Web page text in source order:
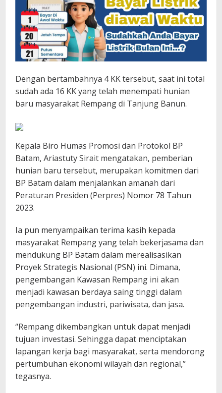
Dengan bertambahnya 4 KK tersebut, saat ini total
sudah ada 16 KK yang telah menempati hunian
baru masyarakat Rempang di Tanjung Banun.
Kepala Biro Humas Promosi dan Protokol BP
Batam, Ariastuty Sirait mengatakan, pemberian
hunian baru tersebut, merupakan komitmen dari
BP Batam dalam menjalankan amanah dari
Peraturan Presiden (Perpres) Nomor 78 Tahun
2023.
Ia pun menyampaikan terima kasih kepada
masyarakat Rempang yang telah bekerjasama dan
mendukung BP Batam dalam merealisasikan
Proyek Strategis Nasional (PSN) ini. Dimana,
pengembangan Kawasan Rempang ini akan
menjadi kawasan berdaya saing tinggi dalam
pengembangan industri, pariwisata, dan jasa.
“Rempang dikembangkan untuk dapat menjadi
tujuan investasi. Sehingga dapat menciptakan
lapangan kerja bagi masyarakat, serta mendorong
pertumbuhan ekonomi wilayah dan regional,”
tegasnya.